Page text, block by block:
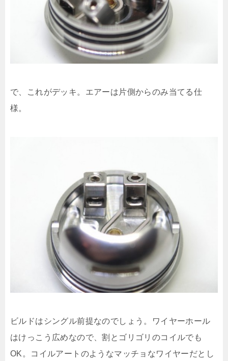
で、これがデッキ。エアーは片側からのみ当てる仕
様。
ビルドはシングル前提なのでしょう。ワイヤーホール
はけっこう広めなので、割とゴリゴリのコイルでも
OK。コイルアートのようなマッチョなワイヤーだとし